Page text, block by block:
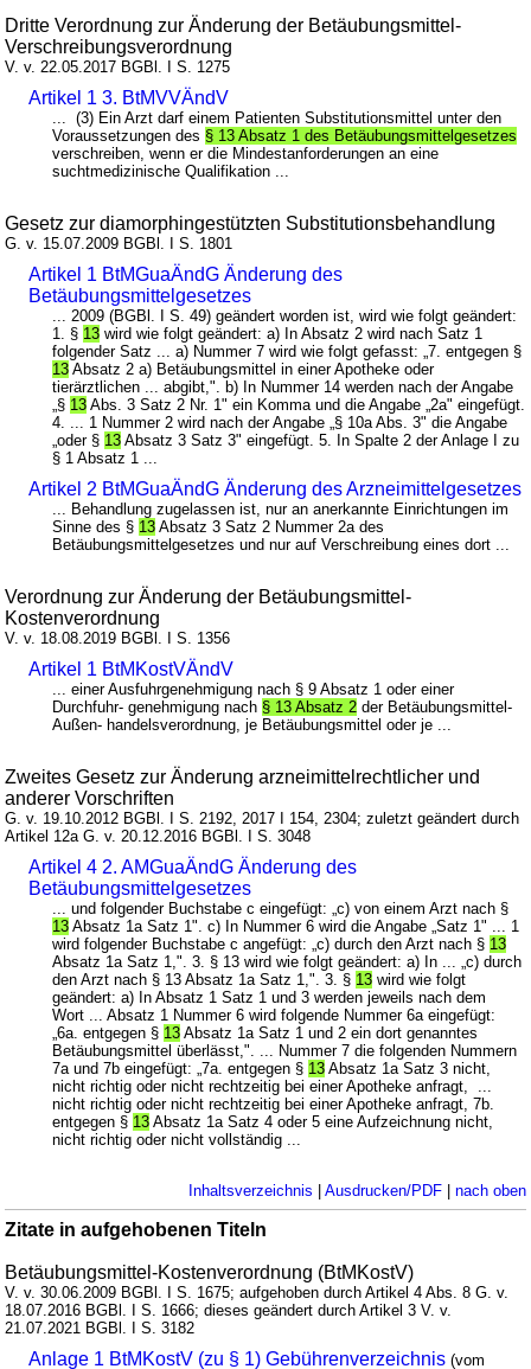
Dritte Verordnung zur Änderung der Betäubungsmittel-
Verschreibungsverordnung
V. v. 22.05.2017 BGBl. I S. 1275
Artikel 1 3. BtMVVÄndV
... (3) Ein Arzt darf einem Patienten Substitutionsmittel unter den
Voraussetzungen des § 13 Absatz 1 des Betäubungsmittelgesetzes
verschreiben, wenn er die Mindestanforderungen an eine
suchtmedizinische Qualifikation ...
Gesetz zur diamorphingestützten Substitutionsbehandlung
G. v. 15.07.2009 BGBl. I S. 1801
Artikel 1 BtMGuaÄndG Änderung des
Betäubungsmittelgesetzes
... 2009 (BGBl. I S. 49) geändert worden ist, wird wie folgt geändert:
1. § 13 wird wie folgt geändert: a) In Absatz 2 wird nach Satz 1
folgender Satz ... a) Nummer 7 wird wie folgt gefasst: „7. entgegen §
13 Absatz 2 a) Betäubungsmittel in einer Apotheke oder
tierärztlichen ... abgibt,". b) In Nummer 14 werden nach der Angabe
„§ 13 Abs. 3 Satz 2 Nr. 1" ein Komma und die Angabe „2a" eingefügt.
4. ... 1 Nummer 2 wird nach der Angabe „§ 10a Abs. 3" die Angabe
„oder § 13 Absatz 3 Satz 3" eingefügt. 5. In Spalte 2 der Anlage I zu
§ 1 Absatz 1 ...
Artikel 2 BtMGuaÄndG Änderung des Arzneimittelgesetzes
... Behandlung zugelassen ist, nur an anerkannte Einrichtungen im
Sinne des § 13 Absatz 3 Satz 2 Nummer 2a des
Betäubungsmittelgesetzes und nur auf Verschreibung eines dort ...
Verordnung zur Änderung der Betäubungsmittel-
Kostenverordnung
V. v. 18.08.2019 BGBl. I S. 1356
Artikel 1 BtMKostVÄndV
... einer Ausfuhrgenehmigung nach § 9 Absatz 1 oder einer
Durchfuhr- genehmigung nach § 13 Absatz 2 der Betäubungsmittel-
Außen- handelsverordnung, je Betäubungsmittel oder je ...
Zweites Gesetz zur Änderung arzneimittelrechtlicher und
anderer Vorschriften
G. v. 19.10.2012 BGBl. I S. 2192, 2017 I 154, 2304; zuletzt geändert durch
Artikel 12a G. v. 20.12.2016 BGBl. I S. 3048
Artikel 4 2. AMGuaÄndG Änderung des
Betäubungsmittelgesetzes
... und folgender Buchstabe c eingefügt: „c) von einem Arzt nach §
13 Absatz 1a Satz 1". c) In Nummer 6 wird die Angabe „Satz 1" ... 1
wird folgender Buchstabe c angefügt: „c) durch den Arzt nach § 13
Absatz 1a Satz 1,". 3. § 13 wird wie folgt geändert: a) In ... „c) durch
den Arzt nach § 13 Absatz 1a Satz 1,". 3. § 13 wird wie folgt
geändert: a) In Absatz 1 Satz 1 und 3 werden jeweils nach dem
Wort ... Absatz 1 Nummer 6 wird folgende Nummer 6a eingefügt:
„6a. entgegen § 13 Absatz 1a Satz 1 und 2 ein dort genanntes
Betäubungsmittel überlässt,". ... Nummer 7 die folgenden Nummern
7a und 7b eingefügt: „7a. entgegen § 13 Absatz 1a Satz 3 nicht,
nicht richtig oder nicht rechtzeitig bei einer Apotheke anfragt, ...
nicht richtig oder nicht rechtzeitig bei einer Apotheke anfragt, 7b.
entgegen § 13 Absatz 1a Satz 4 oder 5 eine Aufzeichnung nicht,
nicht richtig oder nicht vollständig ...
Inhaltsverzeichnis Ausdrucken/PDF| nach oben
Zitate in aufgehobenen Titeln
Betäubungsmittel-Kostenverordnung (BtMKostV)
V. v. 30.06.2009 BGBl. I S. 1675; aufgehoben durch Artikel 4 Abs. 8 G. v.
18.07.2016 BGBl. I S. 1666; dieses geändert durch Artikel 3 V. v.
21.07.2021 BGBl. I S. 3182
Anlage 1 BtMKostV (zu § 1) Gebührenverzeichnis (vom